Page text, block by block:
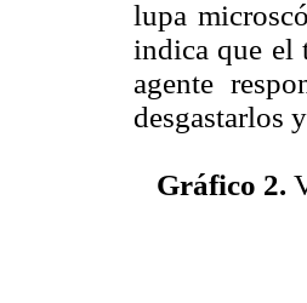
lupa
indica que el
agente
desgastarlos
Gráfico 2.